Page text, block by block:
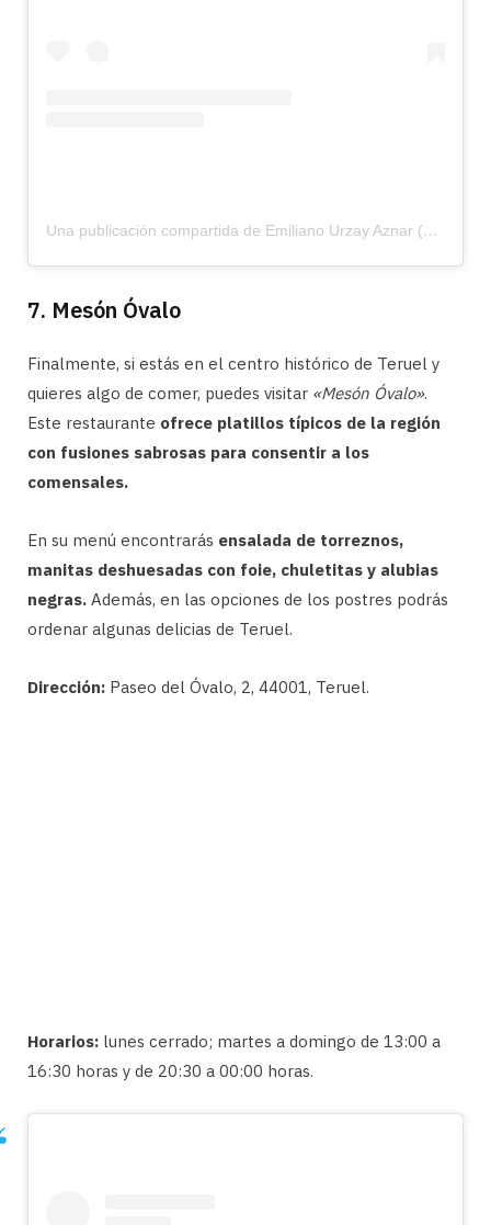
Una publicación compartida de Emiliano Urzay Aznar (@puracepateruel)
7. Mesón Óvalo
Finalmente, si estás en el centro histórico de Teruel y
quieres algo de comer, puedes visitar «Mesón Óvalo».
Este restaurante ofrece platillos típicos de la región
con fusiones sabrosas para consentir a los
comensales.
En su menú encontrarás ensalada de torreznos,
manitas deshuesadas con foie, chuletitas y alubias
negras. Además, en las opciones de los postres podrás
ordenar algunas delicias de Teruel.
Dirección: Paseo del Óvalo, 2, 44001, Teruel.
Horarios: lunes cerrado; martes a domingo de 13:00 a
16:30 horas y de 20:30 a 00:00 horas.